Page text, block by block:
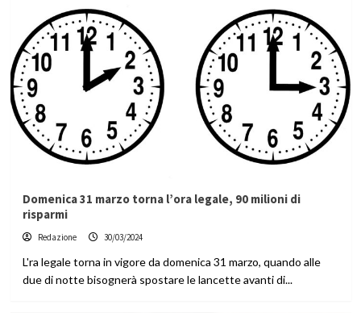
Domenica 31 marzo torna l’ora legale, 90 milioni di
risparmi
Redazione 30/03/2024
L'ra legale torna in vigore da domenica 31 marzo, quando alle
due di notte bisognerà spostare le lancette avanti di...